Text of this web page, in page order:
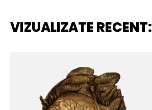
VIZUALIZATE RECENT: